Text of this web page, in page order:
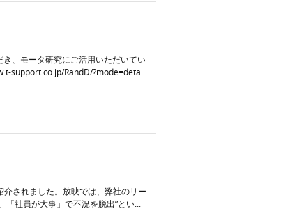
、モータ研究にご活用いただいてい
support.co.jp/RandD/?mode=deta...
されました。放映では、弊社のリー
社員が大事」で不況を脱出”とい...